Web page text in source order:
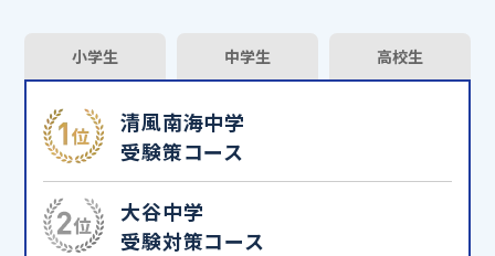
小学生 中学生 高校生
清風南海中学
受験策コース
大谷中学
受験対策コース